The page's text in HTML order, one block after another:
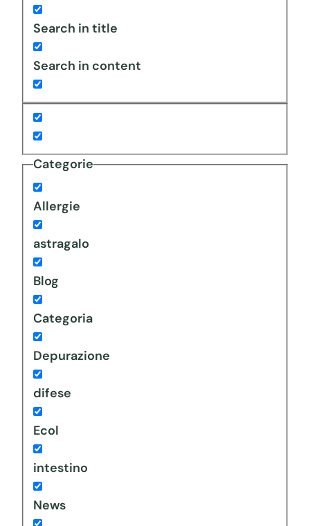
Search in title
Search in content
Categorie
Allergie
astragalo
Blog
Categoria
Depurazione
difese
Ecol
intestino
News